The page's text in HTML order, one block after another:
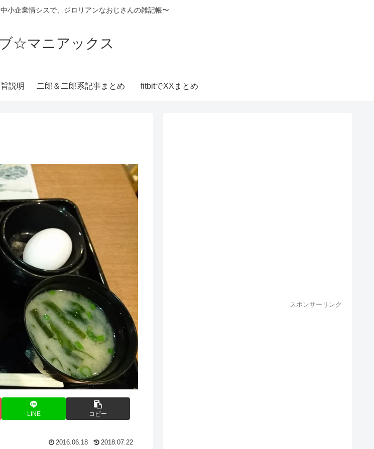
小企業情シスで、ジロリアンなおじさんの雑記帳〜
☆マニアックス
説明 二郎＆二郎系記事まとめ fitbitでXXまとめ
LINE コピー
2016.06.18 2018.07.22
スポンサーリンク